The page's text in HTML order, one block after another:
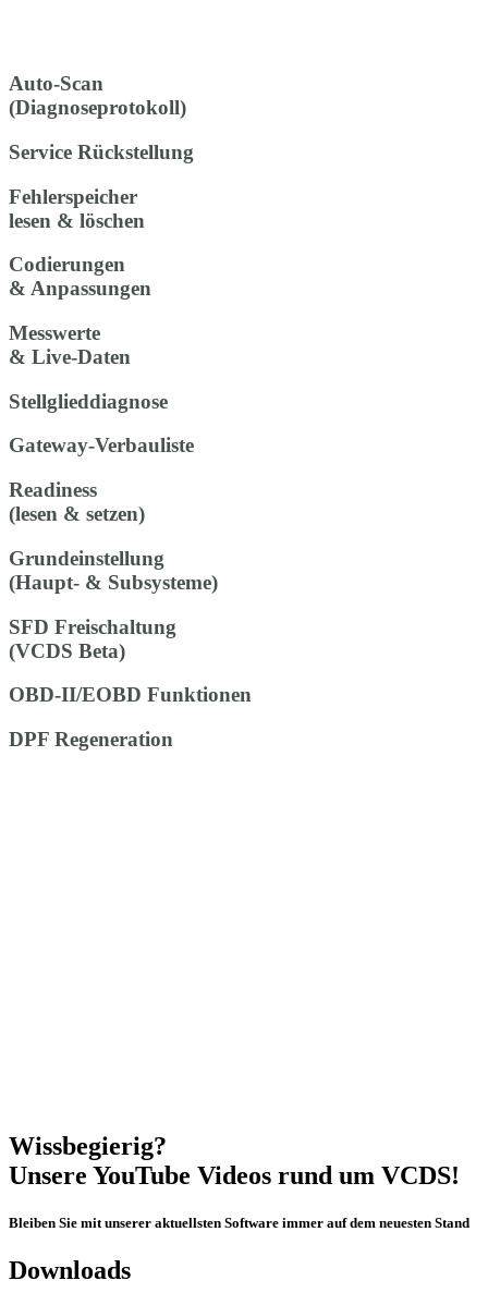
Auto-Scan
(Diagnoseprotokoll)
Service Rückstellung
Fehlerspeicher
lesen & löschen
Codierungen
& Anpassungen
Messwerte
& Live-Daten
Stellglieddiagnose
Gateway-Verbauliste
Readiness
(lesen & setzen)
Grundeinstellung
(Haupt- & Subsysteme)
SFD Freischaltung
(VCDS Beta)
OBD-II/EOBD Funktionen
DPF Regeneration
Wissbegierig?
Unsere YouTube Videos rund um VCDS!
Bleiben Sie mit unserer aktuellsten Software immer auf dem neuesten Stand
Downloads